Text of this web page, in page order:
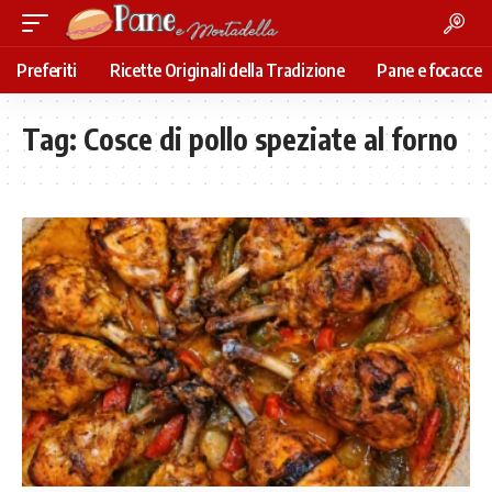
Preferiti Ricette Originali della Tradizione Pane e focacce
Tag: Cosce di pollo speziate al forno